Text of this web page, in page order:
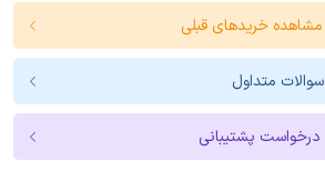
مشاهده خریدهای قبلی
سوالات متداول
درخواست پشتیبانی